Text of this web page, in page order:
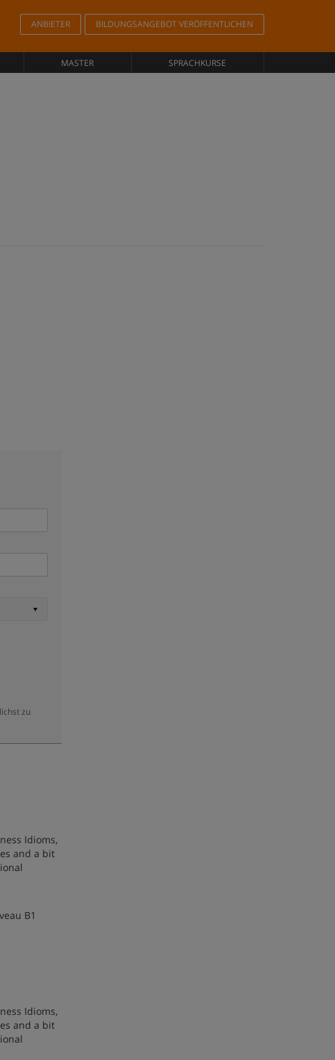
ANBIETER BILDUNGSANGEBOT VERÖFFENTLICHEN
MASTER SPRACHKURSE
zu
Idioms,
and a bit
B1
Idioms,
and a bit